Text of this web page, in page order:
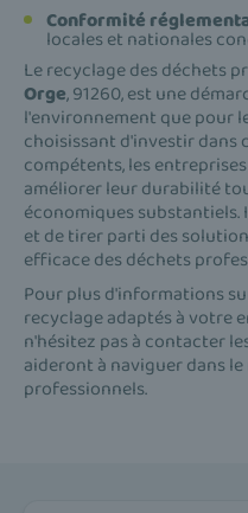
Conformité
locales et nationales
Le recyclage des déchets
Orge, 91260, est une
l'environnement que pour
choisissant d'investir dans
compétents, les
améliorer leur durabilité
économiques
et de tirer parti des
efficace des déchets
Pour plus d'informations
recyclage adaptés à votre
n'hésitez pas à contacter
aideront à naviguer dans
professionnels.